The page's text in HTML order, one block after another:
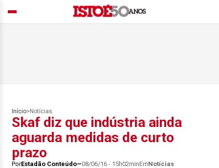
Início> Notícias
Skaf diz que indústria ainda
aguarda medidas de curto
prazo
PorEstadão Conteúdo 08/06/16 - 15h02minEmNotícias